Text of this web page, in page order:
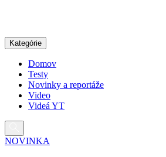
Kategórie
Domov
Testy
Novinky a reportáže
Video
Videá YT
NOVINKA